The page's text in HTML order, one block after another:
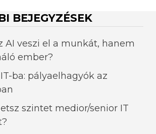
BEJEGYZÉSEK
AI veszi el a munkát, hanem
ember?
ba: pályaelhagyók az
szintet medior/senior IT